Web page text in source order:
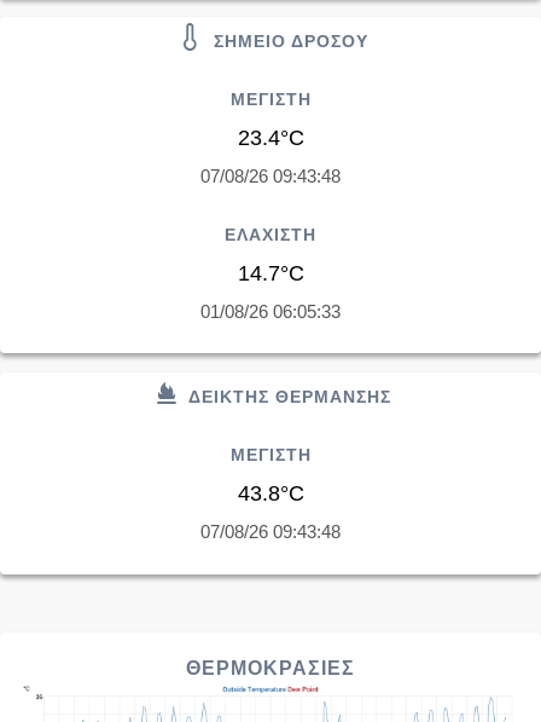
ΣΗΜΕΙΟ ΔΡΟΣΟΥ
ΜΕΓΙΣΤΗ
23.4°C
07/08/26 09:43:48
ΕΛΑΧΙΣΤΗ
14.7°C
01/08/26 06:05:33
ΔΕΙΚΤΗΣ ΘΕΡΜΑΝΣΗΣ
ΜΕΓΙΣΤΗ
43.8°C
07/08/26 09:43:48
ΘΕΡΜΟΚΡΑΣΙΕΣ